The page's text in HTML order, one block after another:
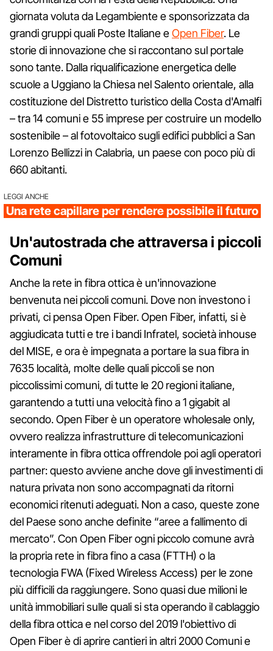
giornata voluta da Legambiente e sponsorizzata da
grandi gruppi quali Poste Italiane e​Open Fiber. Le
storie di innovazione che si raccontano sul portale
sono tante. Dalla riqualificazione energetica delle
scuole a Uggiano la Chiesa nel Salento orientale, alla
costituzione del Distretto turistico della Costa d'Amalfi
– tra 14 comuni e 55 imprese per costruire un modello
sostenibile – al fotovoltaico sugli edifici pubblici a San
Lorenzo Bellizzi in Calabria, un paese con poco più di
660 abitanti.
LEGGI ANCHE
Una rete capillare per rendere possibile il futuro
Un'autostrada che attraversa i piccoli
Comuni
Anche la rete in fibra ottica è un'innovazione
benvenuta nei piccoli comuni. Dove non investono i
privati, ci pensa Open Fiber. Open Fiber, infatti, si è
aggiudicata tutti e tre i bandi Infratel, società ​inhouse​
del MISE, e ora è impegnata a portare la sua fibra in
7635 località, molte delle quali piccoli se non
piccolissimi comuni, di tutte le 20 regioni italiane,
garantendo a tutti una velocità fino a 1 gigabit al
secondo. Open Fiber è un operatore ​wholesale only,​
ovvero realizza infrastrutture di telecomunicazioni
interamente in fibra ottica offrendole poi agli operatori
partner: questo avviene anche dove gli investimenti di
natura privata non sono accompagnati da ritorni
economici ritenuti adeguati. Non a caso, queste zone
del Paese sono anche definite​ ​“aree a fallimento di
mercato”. Con Open Fiber ogni piccolo comune avrà
la propria rete in fibra fino a casa (FTTH) o la
tecnologia FWA (Fixed Wireless Access) per le zone
più difficili da raggiungere. Sono quasi due milioni le
unità immobiliari sulle quali si sta operando il cablaggio
della fibra ottica e nel corso del 2019 l'obiettivo di
Open Fiber è di aprire cantieri in altri 2000 Comuni e